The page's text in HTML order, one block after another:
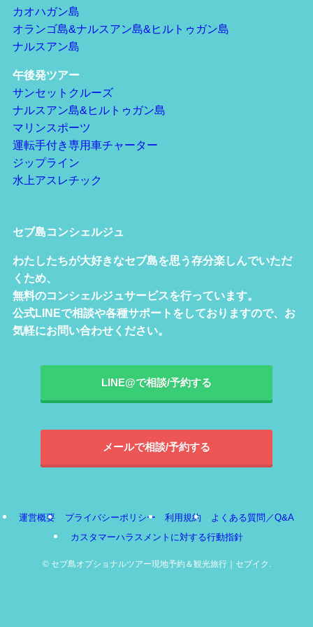
カオハガン島
オランゴ島&ナルスアン島&ヒルトゥガン島
ナルスアン島
午後発ツアー
サンセットクルーズ
ナルスアン島&ヒルトゥガン島
マリンスポーツ
運転手付き専用車チャーター
ジップライン
水上アスレチック
セブ島コンシェルジュ
わたしたちが大好きなセブ島を思う存分楽しんでいただ
くため、
無料のコンシェルジュサービスを行っています。
公式LINEで相談や各種サポートをしておりますので、お
気軽にお問い合わせください。
LINE@で相談/予約する
メールで相談/予約する
運営概要 プライバシーポリシー 利用規約
よくある質問／Q&A
カスタマーハラスメントに対する行動指針
©セブ島オプショナルツアー現地予約＆観光旅行｜セブイク.